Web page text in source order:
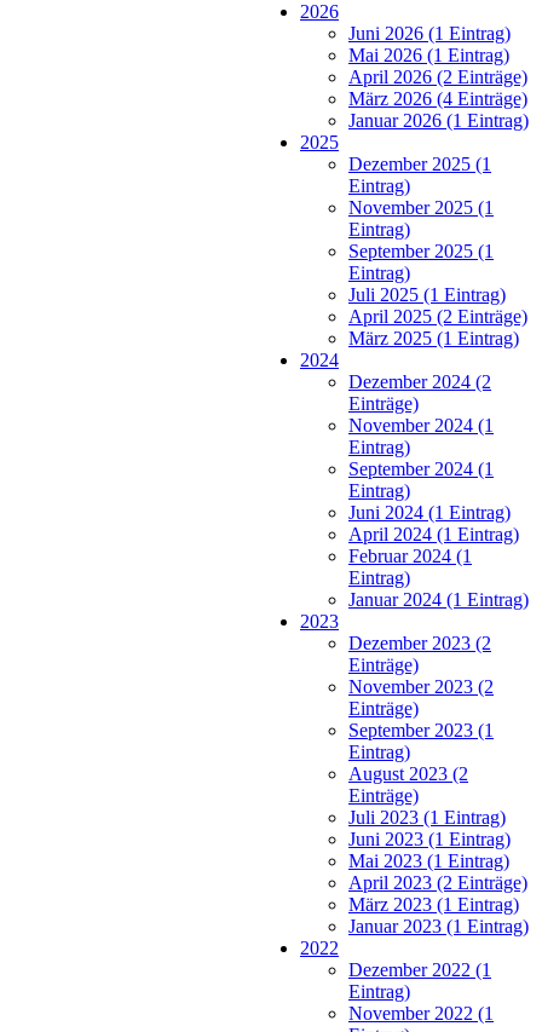
2026
Juni 2026 (1 Eintrag)
Mai 2026 (1 Eintrag)
April 2026 (2 Einträge)
März 2026 (4 Einträge)
Januar 2026 (1 Eintrag)
2025
Dezember 2025 (1
Eintrag)
November 2025 (1
Eintrag)
September 2025 (1
Eintrag)
Juli 2025 (1 Eintrag)
April 2025 (2 Einträge)
März 2025 (1 Eintrag)
2024
Dezember 2024 (2
Einträge)
November 2024 (1
Eintrag)
September 2024 (1
Eintrag)
Juni 2024 (1 Eintrag)
April 2024 (1 Eintrag)
Februar 2024 (1
Eintrag)
Januar 2024 (1 Eintrag)
2023
Dezember 2023 (2
Einträge)
November 2023 (2
Einträge)
September 2023 (1
Eintrag)
August 2023 (2
Einträge)
Juli 2023 (1 Eintrag)
Juni 2023 (1 Eintrag)
Mai 2023 (1 Eintrag)
April 2023 (2 Einträge)
März 2023 (1 Eintrag)
Januar 2023 (1 Eintrag)
2022
Dezember 2022 (1
Eintrag)
November 2022 (1